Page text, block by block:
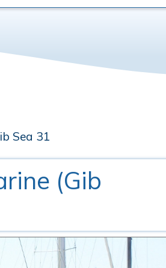
Sea 31
(Gib